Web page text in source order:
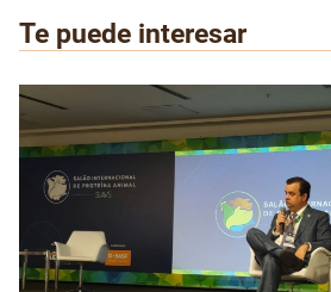
Te puede interesar